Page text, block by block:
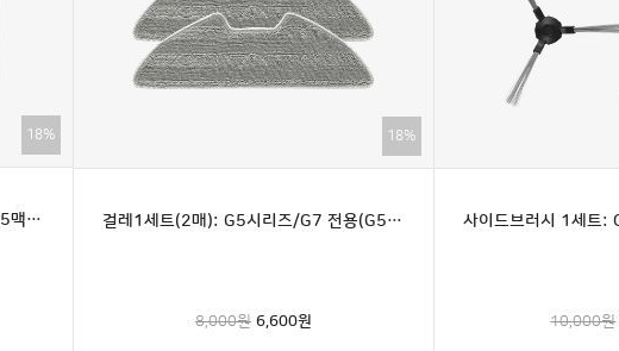
18%
헤파필터 1개: G5시리즈/G7 전용(G5맥스 호환불가)
18%
걸레1세트(2매): G5시리즈/G7 전용(G5맥스 호환불가)
8,000원 6,600원 10,000원